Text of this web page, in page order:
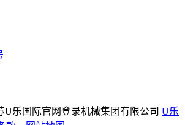
U乐国际官网登录机械集团有限公司 U乐